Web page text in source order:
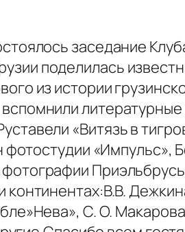
заседание
поделилась
из истории
«Витязь в
«Импульс»,
фотографии
континентах:В.В.
С. О.